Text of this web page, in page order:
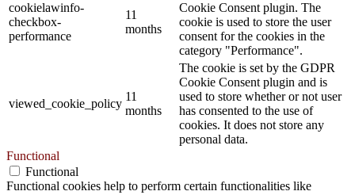
cookielawinfo-
checkbox-
performance
11
months
Cookie Consent plugin. The
cookie is used to store the user
consent for the cookies in the
category "Performance".
viewed_cookie_policy
11
months
The cookie is set by the GDPR
Cookie Consent plugin and is
used to store whether or not user
has consented to the use of
cookies. It does not store any
personal data.
Functional
Functional
Functional cookies help to perform certain functionalities like